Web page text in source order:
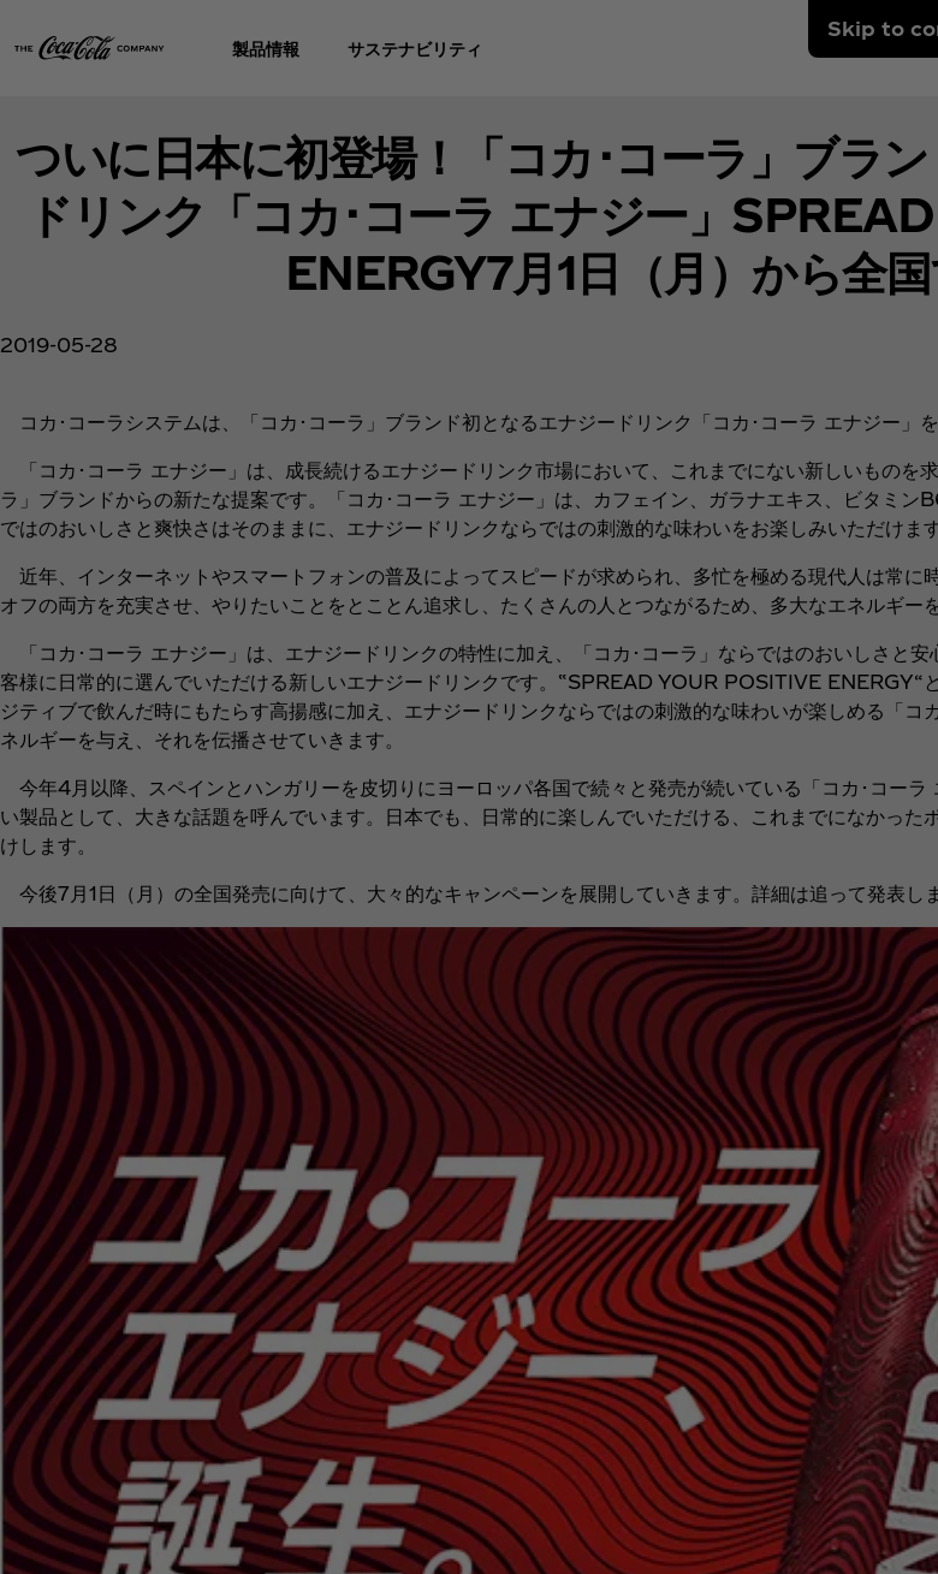
Skip to
製品情報 サステナビリティ
ついに日本に初登場！「コカ･コーラ」ブラ
ドリンク「コカ･コーラ エナジー」
ENERGY7月1日（月）から全
2019-05-28
コカ･コーラシステムは、「コカ･コーラ」ブランド初となるエナジードリンク「コカ･コーラ エナジー」
「コカ･コーラ エナジー」は、成長続けるエナジードリンク市場において、これまでにない新しいものを
ラ」ブランドからの新たな提案です。「コカ･コーラ エナジー」は、カフェイン、ガラナエキス、ビタミン
ではのおいしさと爽快さはそのままに、エナジードリンクならではの刺激的な味わいをお楽しみいただけます
近年、インターネットやスマートフォンの普及によってスピードが求められ、多忙を極める現代人は常に
オフの両方を充実させ、やりたいことをとことん追求し、たくさんの人とつながるため、多大なエネルギー
「コカ･コーラ エナジー」は、エナジードリンクの特性に加え、「コカ･コーラ」ならではのおいしさと
客様に日常的に選んでいただける新しいエナジードリンクです。‟SPREAD YOUR POSITIVE ENERGY“
ジティブで飲んだ時にもたらす高揚感に加え、エナジードリンクならではの刺激的な味わいが楽しめる「コ
ネルギーを与え、それを伝播させていきます。
今年4月以降、スペインとハンガリーを皮切りにヨーロッパ各国で続々と発売が続いている「コカ･コーラ
い製品として、大きな話題を呼んでいます。日本でも、日常的に楽しんでいただける、これまでになかった
けします。
今後7月1日（月）の全国発売に向けて、大々的なキャンペーンを展開していきます。詳細は追って発表し